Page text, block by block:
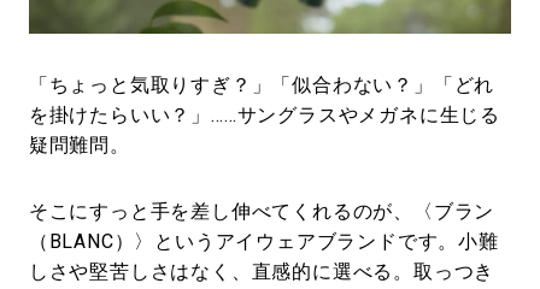
「ちょっと気取りすぎ？」「似合わない？」「どれ
を掛けたらいい？」……サングラスやメガネに生じる
疑問難問。
そこにすっと手を差し伸べてくれるのが、〈ブラン
（BLANC）〉というアイウェアブランドです。小難
しさや堅苦しさはなく、直感的に選べる。取っつき